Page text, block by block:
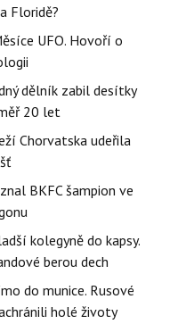
Floridě?
UFO. Hovoří o
dělník zabil desítky
20 let
Chorvatska udeřila
BKFC šampion ve
kolegyně do kapsy.
berou dech
do munice. Rusové
holé životy